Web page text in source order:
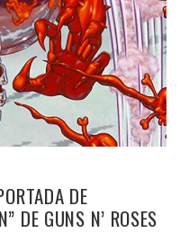
DE
DE GUNS N’ ROSES